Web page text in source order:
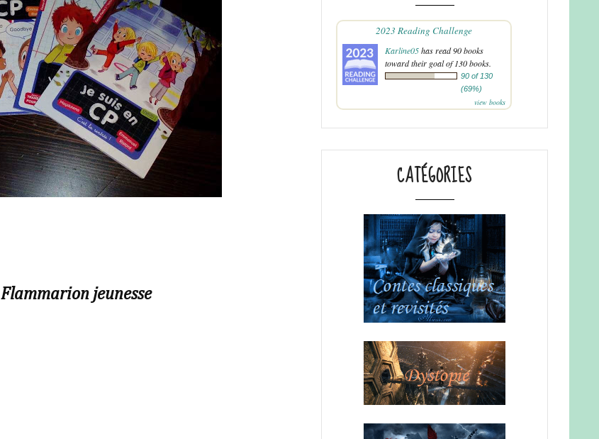
Flammarion jeunesse
2023 Reading Challenge
Karline05has read 90 books
toward their goal of 130 books.
90 of 130
(69%)
view books
CATÉGORIES